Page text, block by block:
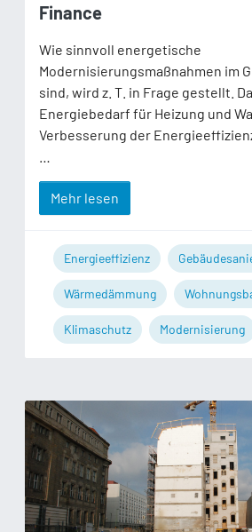
Finance
Wie sinnvoll energetische
Modernisierungsmaßnahmen im
sind, wird z. T. in Frage gestellt.
Energiebedarf für Heizung und
Verbesserung der
Mehr lesen
Energieeffizienz
Wärmedämmung
Klimaschutz Modernisierung